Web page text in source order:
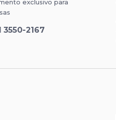
exclusivo para
3550-2167